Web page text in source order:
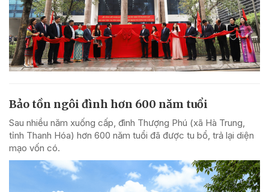
Bảo tồn ngôi đình hơn 600 năm tuổi
Sau nhiều năm xuống cấp, đình Thượng Phú (xã Hà Trung,
tỉnh Thanh Hóa) hơn 600 năm tuổi đã được tu bổ, trả lại diện
mạo vốn có.